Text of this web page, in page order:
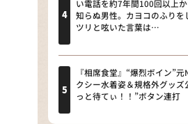
ＬＩＦＥ～夢の
新婚さんいらっ
ポツンと一軒家
ザキ山小屋本館
い電話を約7年間100回以上
知らぬ男性。カヨコのふりを
ツリと呟いた言葉は…
『相席食堂』“爆烈ボイン”
クシー水着姿＆規格外グッズ
っと待てぃ！！”ボタン連打